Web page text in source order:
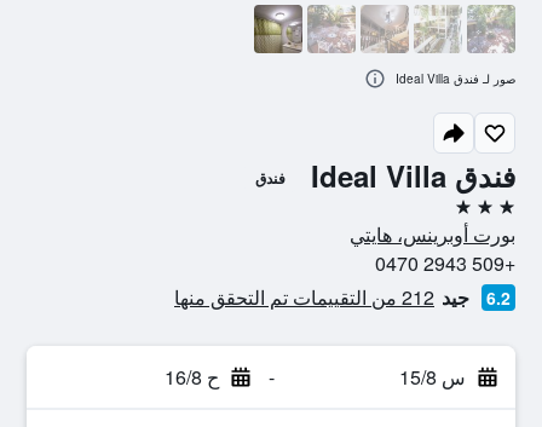
فندق Ideal Villa فندق
3 نجوم
بورت أوبرينس، هايتي
+509 2943 0470
6.2 جيد 212 من التقييمات تم التحقق منها
س 15/8 - ح 16/8
صور لـ فندق Ideal Villa